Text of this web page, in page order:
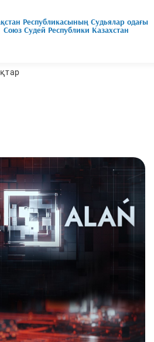
Республикасының Судьялар одағы
Союз Cудей Республики Казахстан